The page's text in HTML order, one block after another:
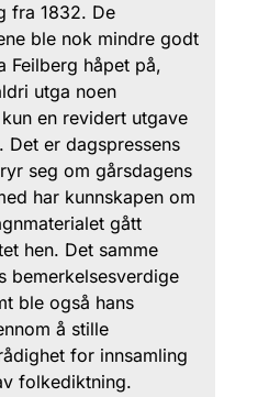
fra 1832. De
ble nok mindre godt
Feilberg håpet på,
utga noen
en revidert utgave
Det er dagspressens
seg om gårsdagens
har kunnskapen om
gått
hen. Det samme
bemerkelsesverdige
ble også hans
å stille
for innsamling
folkediktning.